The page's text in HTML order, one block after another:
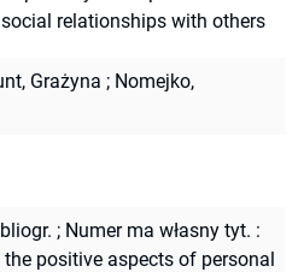
relationships with others
Grażyna ; Nomejko,
; Numer ma własny tyt. :
positive aspects of personal